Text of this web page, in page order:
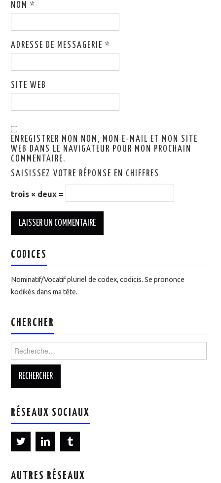
NOM*
ADRESSE DE MESSAGERIE*
SITE WEB
ENREGISTRER MON NOM, MON E-MAIL ET MON SITE
WEB DANS LE NAVIGATEUR POUR MON PROCHAIN
COMMENTAIRE.
SAISISSEZ VOTRE RÉPONSE EN CHIFFRES
trois × deux =
CODICES
Nominatif/Vocatif pluriel de codex, codicis. Se prononce
kodikès dans ma tête.
CHERCHER
Rechercher :
RÉSEAUX SOCIAUX
AUTRES RÉSEAUX